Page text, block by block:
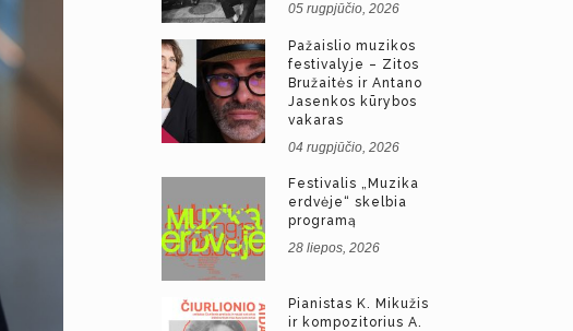
05 rugpjūčio, 2026
Pažaislio muzikos
festivalyje – Zitos
Bružaitės ir Antano
Jasenkos kūrybos
vakaras
04 rugpjūčio, 2026
Festivalis „Muzika
erdvėje“ skelbia
programą
28 liepos, 2026
Pianistas K. Mikužis
ir kompozitorius A.